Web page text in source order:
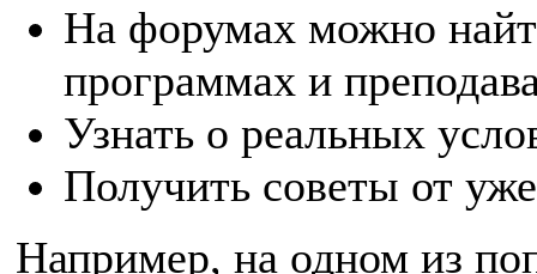
На форумах можно
программах и
Узнать о реальных
Получить советы от
Например, на одном из